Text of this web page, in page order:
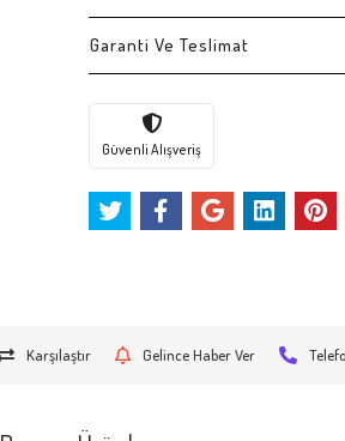
Garanti Ve Teslimat
Güvenli Alışveriş
Karşılaştır Gelince Haber Ver